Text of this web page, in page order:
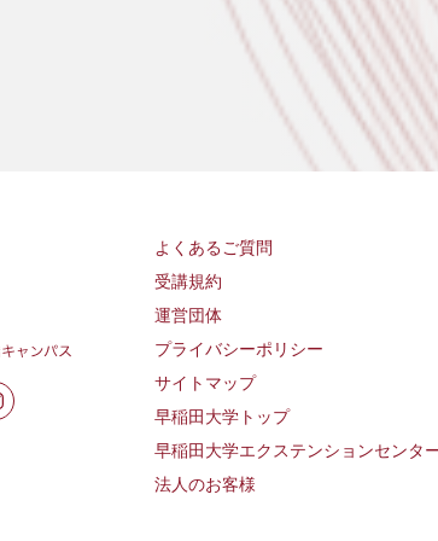
よくあるご質問
受講規約
運営団体
プライバシーポリシー
サイトマップ
早稲田大学トップ
早稲田大学エクステンションセンタ
法人のお客様